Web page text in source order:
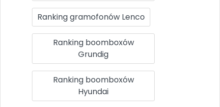
Ranking gramofonów Lenco
Ranking boomboxów
Grundig
Ranking boomboxów
Hyundai